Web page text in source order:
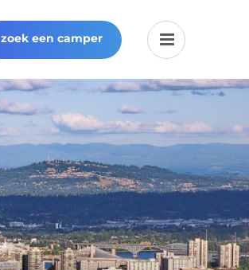
zoek een camper